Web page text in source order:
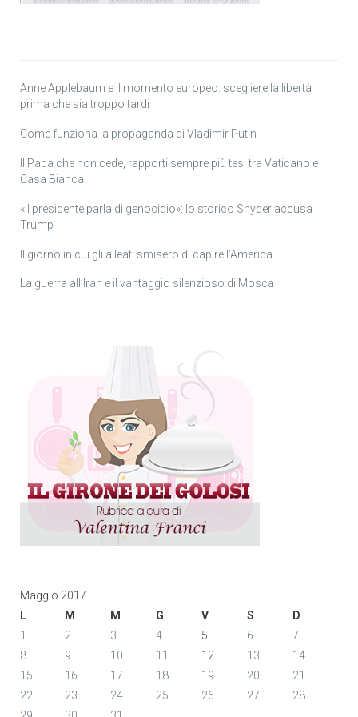
Anne Applebaum e il momento europeo: scegliere la libertà
prima che sia troppo tardi
Come funziona la propaganda di Vladimir Putin
Il Papa che non cede, rapporti sempre più tesi tra Vaticano e
Casa Bianca
«Il presidente parla di genocidio»: lo storico Snyder accusa
Trump
Il giorno in cui gli alleati smisero di capire l’America
La guerra all’Iran e il vantaggio silenzioso di Mosca
Maggio 2017
L
M M G V S
D
1
2 3 4 5 6
7
8
9 10 11 12 13
14
15
16 17 18 19 20
21
22
23 24 25 26 27
28